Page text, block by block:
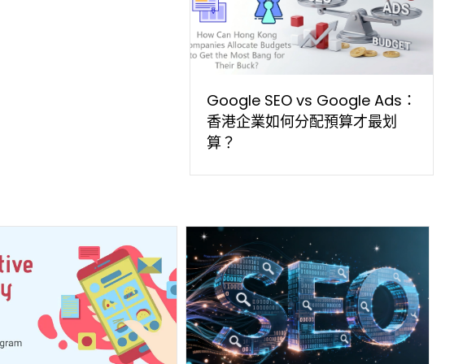
Google SEO vs Google Ads：
香港企業如何分配預算才最划
算？